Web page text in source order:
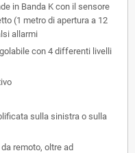
in Banda K con il sensore
(1 metro di apertura a 12
allarmi
con 4 differenti livelli
sulla sinistra o sulla
remoto, oltre ad